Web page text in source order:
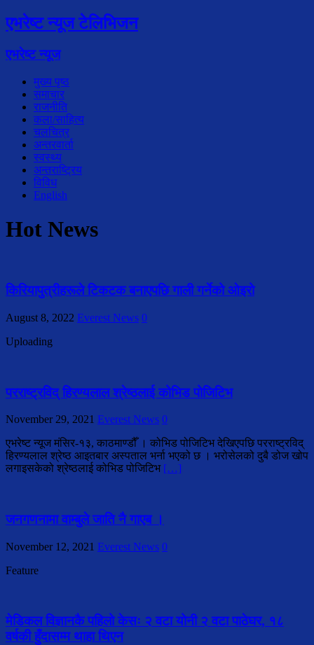
एभरेष्ट न्यूज टेलिभिजन
एभरेष्ट न्यूज
मुख्य पृष्ठ
समाचार
राजनीति
कला/साहित्य
चलचित्र
अन्तरवार्ता
स्वस्थ्य
अन्तराष्ट्रिय
विविध
English
Hot News
किरियापुत्रीहरूले टिकटक बनाएपछि गाली गर्नेको ओइरो
August 8, 2022 Everest News 0
Uploading
परराष्ट्रविद् हिरण्यलाल श्रेष्ठलाई कोभिड पोजिटिभ
November 29, 2021 Everest News 0
एभरेष्ट न्यूज मंसिर-१३, काठमाण्डौँ । कोभिड पोजिटिभ देखिएपछि परराष्ट्रविद्
हिरण्यलाल श्रेष्ठ आइतबार अस्पताल भर्ना भएको छ । भरोसेलको दुबै डोज खोप
लगाइसकेको श्रेष्ठलाई कोभिड पोजिटिभ […]
जनगणनामा वाम्बुले जाति नै गाएब ।
November 12, 2021 Everest News 0
Feature
मेडिकल विज्ञानकै पहिलो केसः २ वटा योनी २ वटा पाठेघर, १८
वर्षकी हुँदासम्म थाहा थिएन